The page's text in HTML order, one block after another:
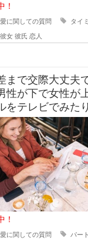
！
に関しての質問 タイ
彼女 彼氏 恋人
まで交際大丈夫
性が下で女性が
をテレビでみた
せそうです。
！
に関しての質問 パー